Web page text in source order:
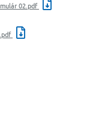
02.pdf